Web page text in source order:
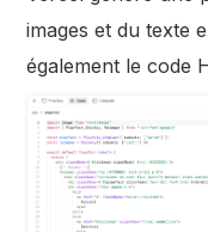
images et du texte
également le code